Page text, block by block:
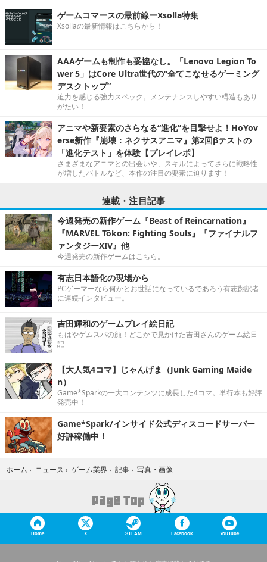
ゲームコマースの最前線ーXsolla特集
Xsollaの最新情報はこちらから！
AAAゲームも制作も妥協なし。「Lenovo Legion To
wer 5」はCore Ultra世代の“全てこなせるゲーミング
デスクトップ”
迫力を感じる強力スペック。メンテナンスしやすい構造もあり
がたい！
アニマや新要素のさらなる“進化”を目撃せよ！HoYov
erse新作『崩壊：ネクサスアニマ』第2回βテストの
「進化テスト」を体験【プレイレポ】
さまざまなアニマとの出会いや、スキルによってさらに戦略性
が増したバトルなど、本作の注目の要素に迫ります！
連載・注目記事
今週発売の新作ゲーム『Beast of Reincarnation』
『MARVEL Tōkon: Fighting Souls』『ファイナルフ
ァンタジーXIV』他
今週発売の新作ゲームはこちら。
有志日本語化の現場から
PCゲーマーなら何かとお世話になっているであろう有志翻訳者
に連続インタビュー。
吉田輝和のゲームプレイ絵日記
もはやゲムスパの顔！どこかで見かけた吉田さんのゲーム絵日
記
【大人気4コマ】じゃんげま（Junk Gaming Maide
n）
Game*Sparkの一大コンテンツに成長した4コマ。単行本も好評
発売中！
Game*Spark/インサイド公式ディスコードサーバー
好評稼働中！
ホーム › ニュース › ゲーム業界 › 記事 › 写真・画像
Home X STEAM Facebook YouTube